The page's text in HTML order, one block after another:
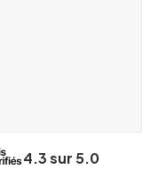
4.3sur 5.0